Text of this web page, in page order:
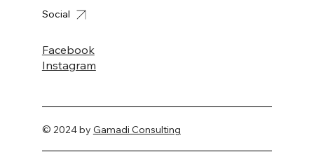
© 2024 by Gamadi Consulting
Facebook
Instagram
Social